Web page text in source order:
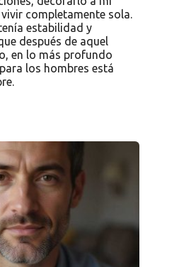
completamente sola.
estabilidad y
después de aquel
en lo más profundo
los hombres está